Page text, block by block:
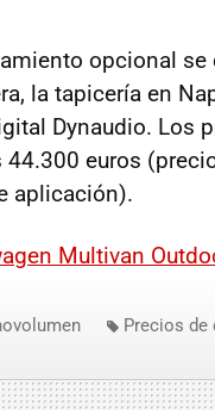
opcional
la tapicería en
Dynaudio. Los
44.300 euros
aplicación).
Multivan
Precios de